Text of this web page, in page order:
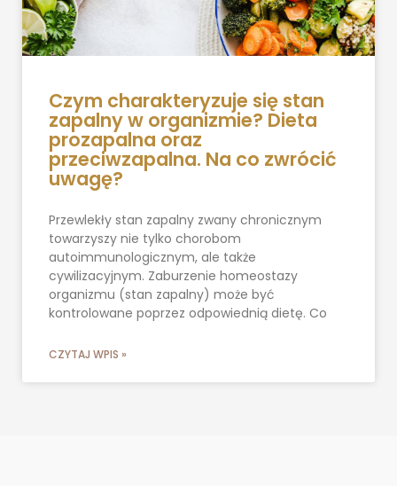
Czym charakteryzuje się stan
zapalny w organizmie? Dieta
prozapalna oraz
przeciwzapalna. Na co zwrócić
uwagę?
Przewlekły stan zapalny zwany chronicznym
towarzyszy nie tylko chorobom
autoimmunologicznym, ale także
cywilizacyjnym. Zaburzenie homeostazy
organizmu (stan zapalny) może być
kontrolowane poprzez odpowiednią dietę. Co
CZYTAJ WPIS »